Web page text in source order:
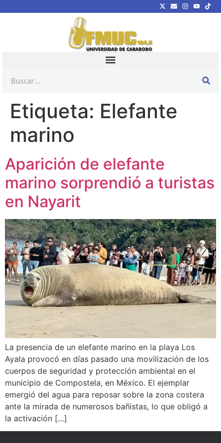
Etiqueta: Elefante
marino
Aparición de elefante
marino sorprendió a turistas
en Nayarit
La presencia de un elefante marino en la playa Los
Ayala provocó en días pasado una movilización de los
cuerpos de seguridad y protección ambiental en el
municipio de Compostela, en México. El ejemplar
emergió del agua para reposar sobre la zona costera
ante la mirada de numerosos bañistas, lo que obligó a
la activación […]